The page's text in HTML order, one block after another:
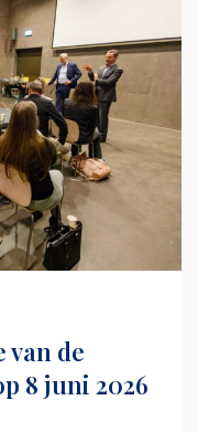
van de
8 juni 2026